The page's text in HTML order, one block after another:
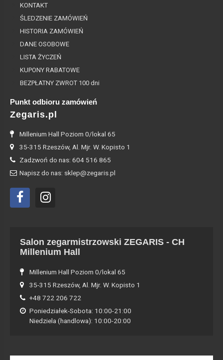
KONTAKT
ŚLEDZENIE ZAMÓWIEŃ
HISTORIA ZAMÓWIEŃ
DANE OSOBOWE
LISTA ŻYCZEŃ
KUPONY RABATOWE
BEZPŁATNY ZWROT 100 dni
Punkt odbioru zamówień
Zegaris.pl
Millenium Hall Poziom 0/lokal 65
35-315 Rzeszów, Al. Mjr. W. Kopisto 1
Zadzwoń do nas: 604 516 865
Napisz do nas: sklep@zegaris.pl
Salon zegarmistrzowski ZEGARIS - CH
Millenium Hall
Millenium Hall Poziom 0/lokal 65
35-315 Rzeszów, Al. Mjr. W. Kopisto 1
+48 722 206 722
Poniedziałek-Sobota: 10:00-21:00
Niedziela (handlowa): 10:00-20:00